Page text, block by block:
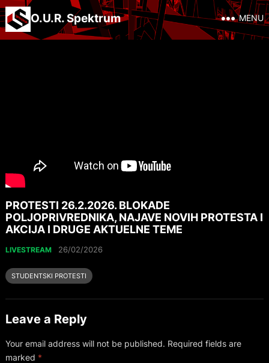
O.U.R. Spektrum MENU
PROTESTI 26.2.2026. BLOKADE
POLJOPRIVREDNIKA, NAJAVE NOVIH PROTESTA I
AKCIJA I DRUGE AKTUELNE TEME
LIVESTREAM 26/02/2026
STUDENTSKI PROTESTI
Leave a Reply
Your email address will not be published. Required fields are
marked *